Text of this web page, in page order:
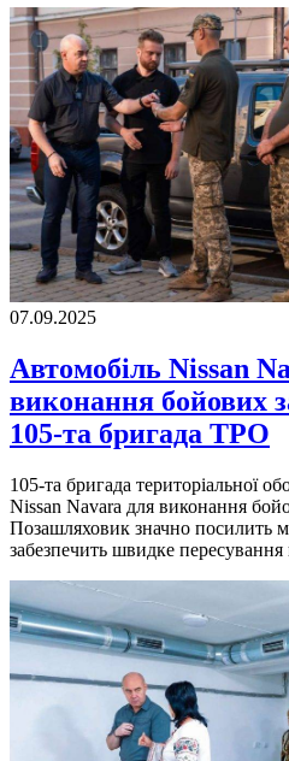
07.09.2025
Автомобіль Nissan
виконання бойових
105-та бригада ТРО
105-та бригада територіальної
Nissan Navara для виконання
Позашляховик значно посилить
забезпечить швидке